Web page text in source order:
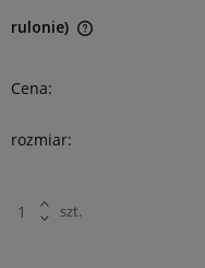
rulonie)
Cena:
rozmiar:
szt.